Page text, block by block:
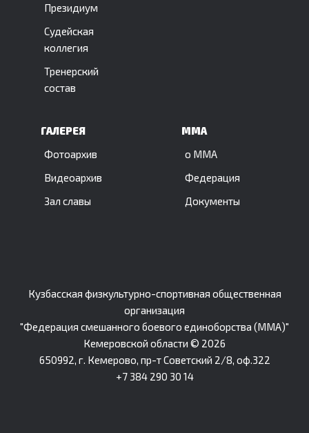
Президиум
Судейская
коллегия
Тренерский
состав
ГАЛЕРЕЯ
Фотоархив
Видеоархив
Зал славы
ММА
о ММА
Федерация
Документы
Кузбасская физкультурно-спортивная общественная
организация
"Федерация смешанного боевого единоборства (ММА)"
Кемеровской области © 2026
650992, г. Кемерово, пр-т Советский 2/8, оф.322
+7 384 290 30 14